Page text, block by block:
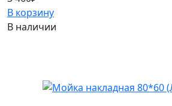
В корзину
В наличии